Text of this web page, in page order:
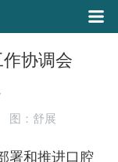
协调会
图：舒展
署和推进口腔